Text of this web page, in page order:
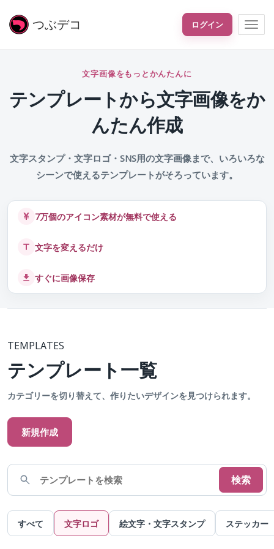
つぶデコ ログイン
文字画像をもっとかんたんに
テンプレートから文字画像をか
んたん作成
文字スタンプ・文字ロゴ・SNS用の文字画像まで、いろいろな
シーンで使えるテンプレートがそろっています。
7万個のアイコン素材が無料で使える
文字を変えるだけ
すぐに画像保存
TEMPLATES
テンプレート一覧
カテゴリーを切り替えて、作りたいデザインを見つけられます。
新規作成
検索
すべて 文字ロゴ 絵文字・文字スタンプ ステッカー